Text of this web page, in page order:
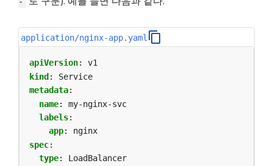
application/nginx-app.yaml
apiVersion:
v1
kind :
Service
metadata:
name:
my-nginx-svc
labels:
app:
nginx
spec:
type:
LoadBalancer